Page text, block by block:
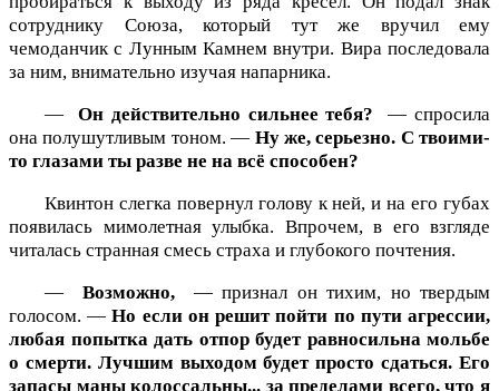
сотруднику Союза, который тут же вручил ему
чемоданчик с Лунным Камнем внутри. Вира последовала
за ним, внимательно изучая напарника.
—Он действительно сильнее тебя?
— спросила
она полушутливым тоном. — Ну же, серьезно. С твоими-
то глазами ты разве не на всё способен?
Квинтон слегка повернул голову к ней, и на его губах
появилась мимолетная улыбка. Впрочем, в его взгляде
читалась странная смесь страха и глубокого почтения.
— Возможно,
— признал он тихим, но твердым
голосом. —Но если он решит пойти по пути агрессии,
любая попытка дать отпор будет равносильна мольбе
о смерти. Лучшим выходом будет просто сдаться. Его
запасы маны колоссальны... за пределами всего, что я